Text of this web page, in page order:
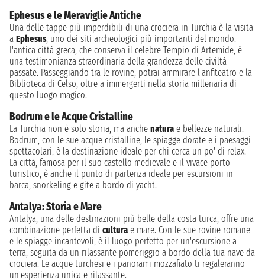
Ephesus e le Meraviglie Antiche
Una delle tappe più imperdibili di una crociera in Turchia è la visita
a Ephesus, uno dei siti archeologici più importanti del mondo.
L'antica città greca, che conserva il celebre Tempio di Artemide, è
una testimonianza straordinaria della grandezza delle civiltà
passate. Passeggiando tra le rovine, potrai ammirare l'anfiteatro e la
Biblioteca di Celso, oltre a immergerti nella storia millenaria di
questo luogo magico.
Bodrum e le Acque Cristalline
La Turchia non è solo storia, ma anche natura e bellezze naturali.
Bodrum, con le sue acque cristalline, le spiagge dorate e i paesaggi
spettacolari, è la destinazione ideale per chi cerca un po' di relax.
La città, famosa per il suo castello medievale e il vivace porto
turistico, è anche il punto di partenza ideale per escursioni in
barca, snorkeling e gite a bordo di yacht.
Antalya: Storia e Mare
Antalya, una delle destinazioni più belle della costa turca, offre una
combinazione perfetta di cultura e mare. Con le sue rovine romane
e le spiagge incantevoli, è il luogo perfetto per un'escursione a
terra, seguita da un rilassante pomeriggio a bordo della tua nave da
crociera. Le acque turchesi e i panorami mozzafiato ti regaleranno
un'esperienza unica e rilassante.